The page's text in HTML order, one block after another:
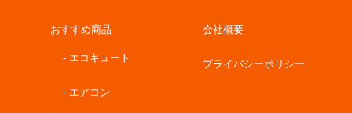
おすすめ商品
- エコキュート
- エアコン
会社概要
プライバシーポリシー